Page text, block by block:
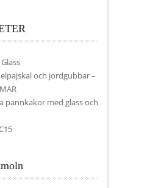
och jordgubbar –
pannkakor med glass och